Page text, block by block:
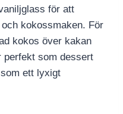
för att
kokossmaken. För
kokos över kakan
perfekt som dessert
ett lyxigt